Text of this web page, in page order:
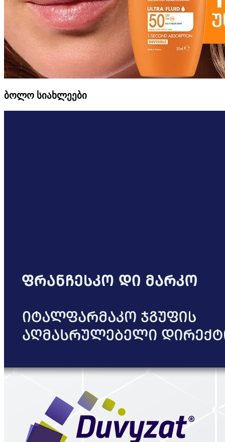
ბოლო სიახლეები